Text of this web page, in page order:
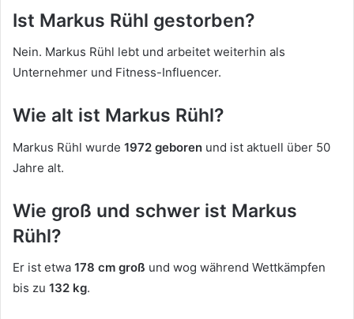
Ist Markus Rühl gestorben?
Nein. Markus Rühl lebt und arbeitet weiterhin als
Unternehmer und Fitness-Influencer.
Wie alt ist Markus Rühl?
Markus Rühl wurde 1972 geboren und ist aktuell über 50
Jahre alt.
Wie groß und schwer ist Markus
Rühl?
Er ist etwa 178 cm groß und wog während Wettkämpfen
bis zu 132 kg.